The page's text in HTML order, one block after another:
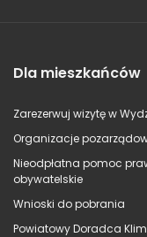
Dla mieszkańców
Zarezerwuj wizytę w
Organizacje
Nieodpłatna pomoc
obywatelskie
Wnioski do pobrania
Powiatowy Doradca